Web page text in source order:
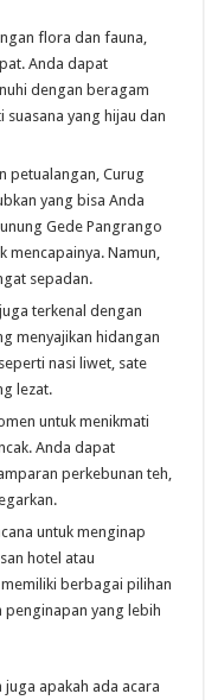
flora dan fauna,
Anda dapat
dengan beragam
yang hijau dan
petualangan, Curug
yang bisa Anda
Gede Pangrango
mencapainya. Namun,
sepadan.
terkenal dengan
menyajikan hidangan
nasi liwet, sate
lezat.
untuk menikmati
Anda dapat
perkebunan teh,
untuk menginap
hotel atau
berbagai pilihan
yang lebih
juga apakah ada acara